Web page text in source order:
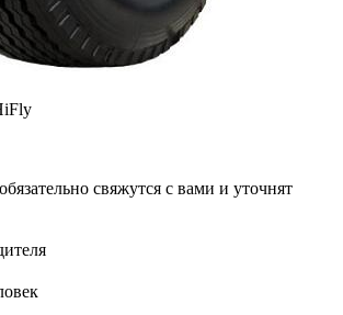
свяжутся с вами и уточнят